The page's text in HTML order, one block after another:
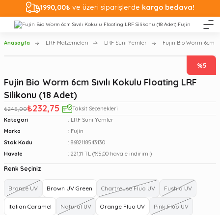
1990,00₺ ve üzeri siparişlerde kargo bedava!
Anasayfa LRF Malzemeleri LRF Suni Yemler Fujin Bio Worm 6cm
%5
Fujin Bio Worm 6cm Sıvılı Kokulu Floating LRF
Silikonu (18 Adet)
₺245,00₺232,75
Taksit Seçenekleri
Kategori
LRF Suni Yemler
Marka
Fujin
Stok Kodu
8682118543130
Havale
221,11 TL (%5,00 havale indirimi)
Renk Seçiniz
Bronze UV Brown UV Green Chartreuse Fluo UV Fushia UV
Italian Caramel Natural UV Orange Fluo UV Pink Fluo UV